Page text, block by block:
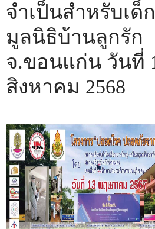
จำเป็นสำหรับเด็
มูลนิธิบ้านลูกรัก
จ.ขอนแก่น วันที่
สิงหาคม 2568